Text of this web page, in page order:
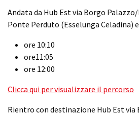
Andata da Hub Est via Borgo
Ponte Perduto (Esselunga Celadina)
ore 10:10
ore11:05
ore 12:00
Clicca qui per visualizzare il percorso
Rientro con destinazione Hub Est via